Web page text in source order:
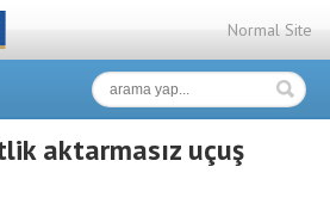
Normal Site
aktarmasız uçuş